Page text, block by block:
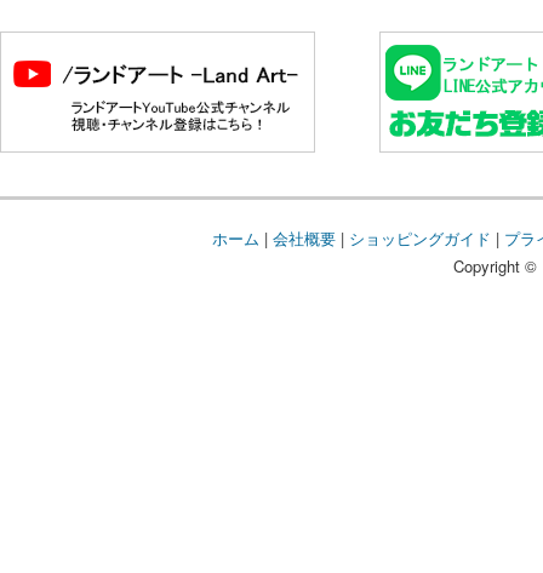
ホーム | 会社概要| ショッピングガイド | プラ
Copyright ©